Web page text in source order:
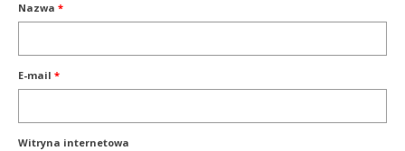
Nazwa *
E-mail *
Witryna internetowa